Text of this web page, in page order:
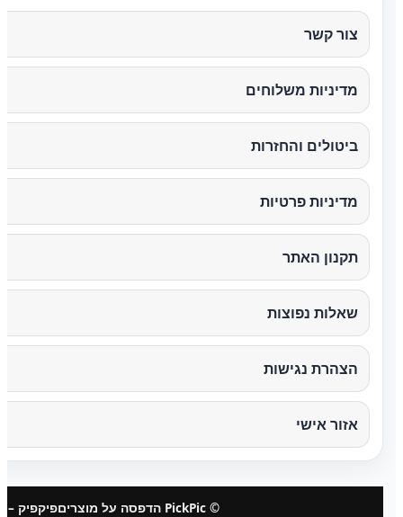
צור קשר
מדיניות משלוחים
ביטולים והחזרות
מדיניות פרטיות
תקנון האתר
שאלות נפוצות
הצהרת נגישות
אזור אישי
© PickPic הדפסה על מוצרים פיקפיק –